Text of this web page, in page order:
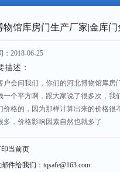
物馆库房门生产厂家|金库门
：2018-06-25
描述：
户会问我们，你们的河北博物馆库房
一个平方啊，跟大家说了很多次，我
价格的，因为那样计算出来的价格很
多，价格影响因素自然也就多了
当前页
件给我们：tqsafe@163.com